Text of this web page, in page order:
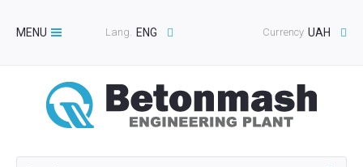
MENU
Toggle
Currency UAH
Lang. ENG